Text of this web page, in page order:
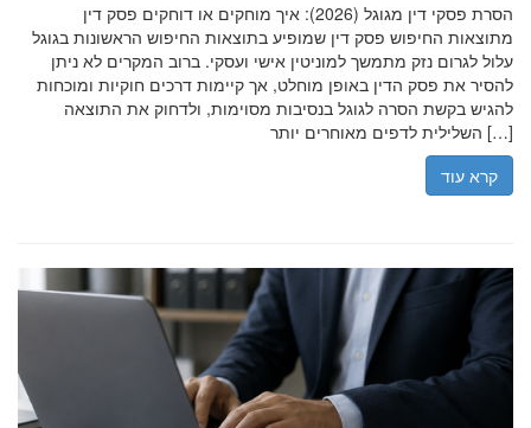
הסרת פסקי דין מגוגל (2026): איך מוחקים או דוחקים פסק דין
מתוצאות החיפוש פסק דין שמופיע בתוצאות החיפוש הראשונות בגוגל
עלול לגרום נזק מתמשך למוניטין אישי ועסקי. ברוב המקרים לא ניתן
להסיר את פסק הדין באופן מוחלט, אך קיימות דרכים חוקיות ומוכחות
להגיש בקשת הסרה לגוגל בנסיבות מסוימות, ולדחוק את התוצאה
השלילית לדפים מאוחרים יותר […]
קרא עוד